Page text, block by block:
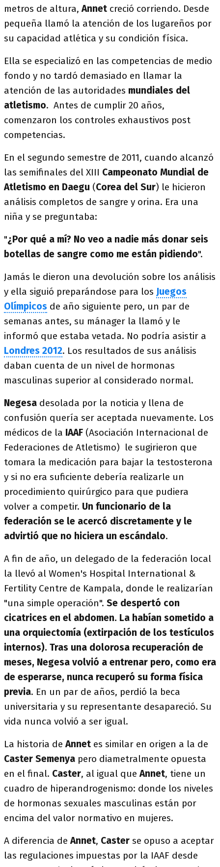
metros de altura,Annet creció corriendo. Desde
pequeña llamó la atención de los lugareños por
su capacidad atlética y su condición física.
Ella se especializó en las competencias de medio
fondo y no tardó demasiado en llamar la
atención de las autoridades mundiales del
atletismo. Antes de cumplir 20 años,
comenzaron los controles exhaustivos post
competencias.
En el segundo semestre de 2011, cuando alcanzó
las semifinales del XIII Campeonato Mundial de
Atletismo en Daegu (Corea del Sur) le hicieron
análisis completos de sangre y orina. Era una
niña y se preguntaba:
"¿Por qué a mí? No veo a nadie más donar seis
botellas de sangre como me están pidiendo".
Jamás le dieron una devolución sobre los análisis
y ella siguió preparándose para los Juegos
Olímpicos de año siguiente pero, un par de
semanas antes, su mánager la llamó y le
informó que estaba vetada. No podría asistir a
Londres 2012. Los resultados de sus análisis
daban cuenta de un nivel de hormonas
masculinas superior al considerado normal.
Negesa desolada por la noticia y llena de
confusión quería ser aceptada nuevamente. Los
médicos de la IAAF (Asociación Internacional de
Federaciones de Atletismo) le sugirieron que
tomara la medicación para bajar la testosterona
y si no era suficiente debería realizarle un
procedimiento quirúrgico para que pudiera
volver a competir. Un funcionario de la
federación se le acercó discretamente y le
advirtió que no hiciera un escándalo.
A fin de año, un delegado de la federación local
la llevó al Women's Hospital International &
Fertility Centre de Kampala, donde le realizarían
"una simple operación". Se despertó con
cicatrices en el abdomen. La habían sometido a
una orquiectomía (extirpación de los testículos
internos). Tras una dolorosa recuperación de
meses, Negesa volvió a entrenar pero, como era
de esperarse, nunca recuperó su forma física
previa. En un par de años, perdió la beca
universitaria y su representante desapareció. Su
vida nunca volvió a ser igual.
La historia deAnnet es similar en origen a la de
Caster Semenya pero diametralmente opuesta
en el final. Caster, al igual queAnnet, tiene un
cuadro de hiperandrogenismo: donde los niveles
de hormonas sexuales masculinas están por
encima del valor normativo en mujeres.
A diferencia deAnnet, Caster se opuso a aceptar
las regulaciones impuestas por la IAAF desde